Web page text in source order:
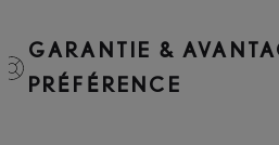
GARANTIE &
PRÉFÉRENCE